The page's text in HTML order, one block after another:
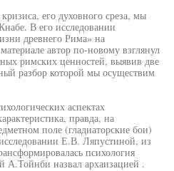
его духовного среза, мы
В его исследовании
древнего Рима» на
автор по-новому взглянул
римских ценностей, выявив две
разбор которой мы осуществим
аспектах
правда, на
поле (гладиаторские бои)
Е.В. Ляпустиной, из
психология
А.Тойнби назвал архаизацией .